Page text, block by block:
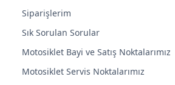
Siparişlerim
Sık Sorulan Sorular
Motosiklet Bayi ve Satış Noktalarımız
Motosiklet Servis Noktalarımız